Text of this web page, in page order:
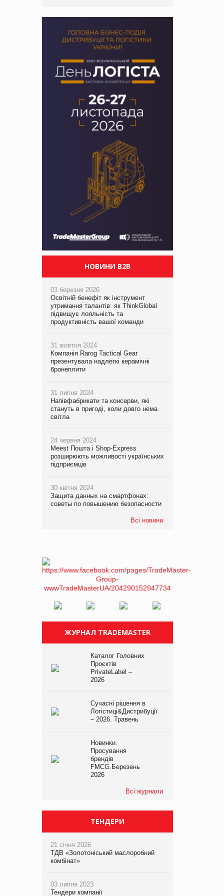
НОВИНИ B2B
03 березня 2026
Освітній бенефіт як інструмент
утримання талантів: як ThinkGlobal
підвищує лояльність та
продуктивність вашої команди
31 жовтня 2024
Компанія Rarog Tactical Gear
презентувала надлегкі керамічні
бронеплити
31 липня 2024
Напівфабрикати та консерви, які
стануть в пригоді, коли довго нема
світла
24 червня 2024
Meest Пошта і Shop-Express
розширюють можливості українських
підприємців
30 квітня 2024
Защита данных на смартфонах:
советы по повышению безопасности
Всі новини
ЖУРНАЛ TRADEMASTER
Каталог Головних
Проєктів
PrivateLabel –
2026
Сучасні рішення в
Логістиці&Дистрибуції
– 2026. Травень
Новинки.
Просування
брендів
FMCG.Березень
2026
Всі журнали
ТЕНДЕРИ
21 січня 2026
ТДВ «Золотоніський маслоробний
комбінат»
03 липня 2023
Тендери компанії